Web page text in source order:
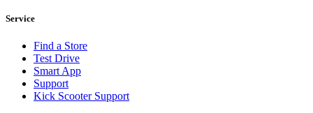
Service
Find a Store
Test Drive
Smart App
Support
Kick Scooter Support